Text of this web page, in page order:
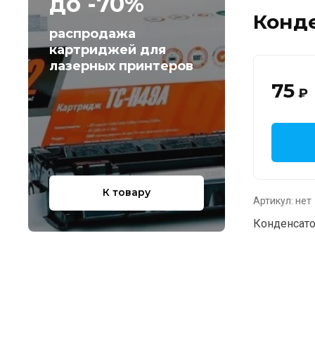
распродажа
картриджей для
лазерных принтеров
К товару
75 ₽
Артикул: нет